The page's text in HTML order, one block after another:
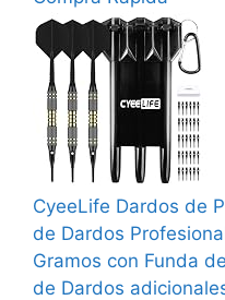
CyeeLife Dardos de
de Dardos
Gramos con Funda
de Dardos